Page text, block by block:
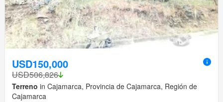
USD150,000
USD506,826
Terreno in Cajamarca, Provincia de Cajamarca, Región de
Cajamarca